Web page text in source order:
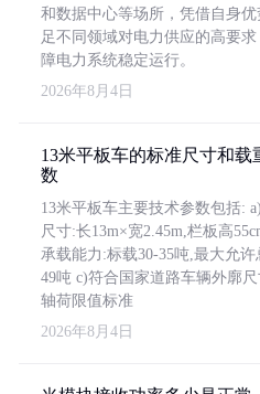
和数据中心等场所，凭借自身优
足不同领域对电力供应的高要求
障电力系统稳定运行。
2026年8月4日
13米平板车的标准尺寸和载
数
13米平板车主要技术参数包括:
尺寸:长13m×宽2.45m,栏板高
承载能力:标载30-35吨,最大允许
49吨 c)符合国家道路车辆外廓尺
轴荷限值标准
2026年8月4日